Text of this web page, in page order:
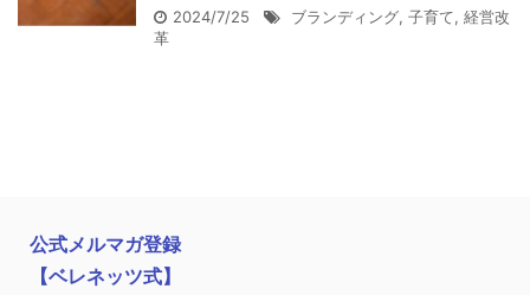
2024/7/25 ブランディング, 子育て, 経営改
革
公式メルマガ登録
【ベレネッツ式】